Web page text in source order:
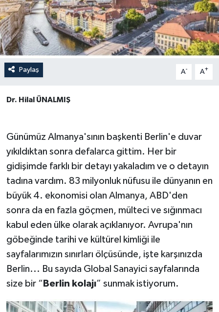
Paylaş A- A+
Dr. Hilal ÜNALMIŞ
Günümüz Almanya'sının başkenti Berlin'e duvar
yıkıldıktan sonra defalarca gittim. Her bir
gidişimde farklı bir detayı yakaladım ve o detayın
tadına vardım. 83 milyonluk nüfusu ile dünyanın en
büyük 4. ekonomisi olan Almanya, ABD'den
sonra da en fazla göçmen, mülteci ve sığınmacı
kabul eden ülke olarak açıklanıyor. Avrupa'nın
göbeğinde tarihi ve kültürel kimliği ile
sayfalarımızın sınırları ölçüsünde, işte karşınızda
Berlin... Bu sayıda Global Sanayici sayfalarında
size bir “ Berlin kolajı” sunmak istiyorum.